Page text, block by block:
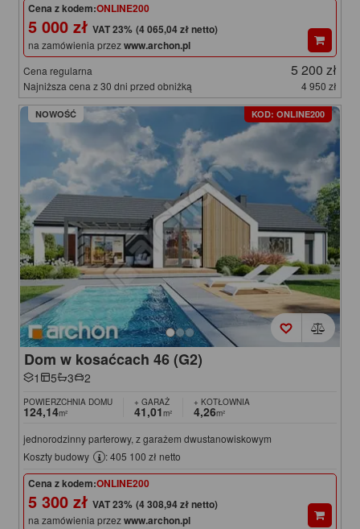
Cena z kodem:ONLINE200
5 000 zł (4 065,04 zł netto)
na zamówienia przezwww.archon.pl
Cena regularna 5 200 zł
Najniższa cena z 30 dni przed obniżką 4 950 zł
NOWOŚĆ KOD: ONLINE200
Dom w kosaćcach 46 (G2)
1 5 3 2
POWIERZCHNIA DOMU
124,14m²
+ GARAŻ
41,01m²
+ KOTŁOWNIA
4,26m²
jednorodzinny parterowy, z garażem dwustanowiskowym
Koszty budowy
: 405 100 zł netto
Cena z kodem:ONLINE200
5 300 zł (4 308,94 zł netto)
na zamówienia przezwww.archon.pl